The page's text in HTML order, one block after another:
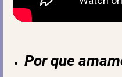
Por que